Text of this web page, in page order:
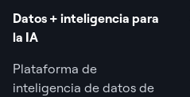
Datos + inteligencia para
la IA
Plataforma de
inteligencia de datos de